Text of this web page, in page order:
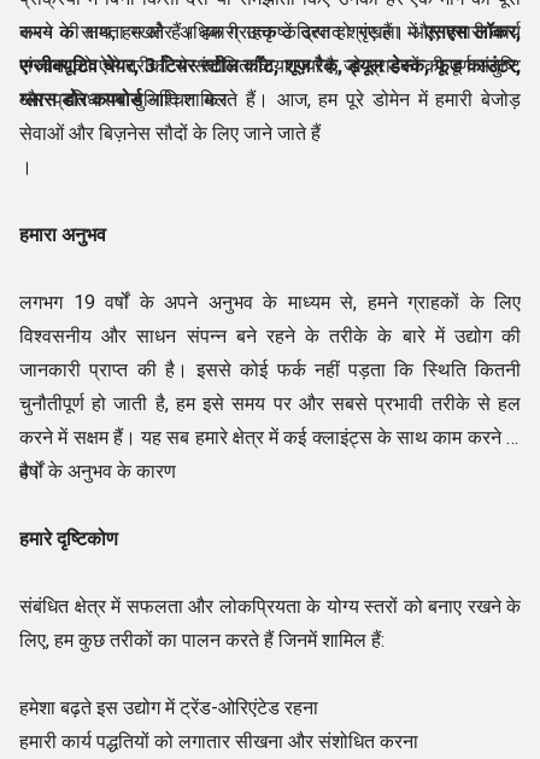
करने की क्षमता रखते हैं। हमारी उत्कृष्ट उत्पाद श्रृंखला मेंएसएस लॉकर,
एग्जीक्यूटिव चेयर, 3 टियर स्टील कॉट, शूज़ रैक, ड्यूल डेस्क, फूड काउंटर,
ग्लास डोर कपबोर्डआदि शामिल
समय के साथ, हम और अधिक ग्राहक केंद्रित हो गए हैं। और, हमारी कार्य
संरचना को ऐसे तरीकों से संशोधित किया गया है, जो ग्राहकों की पूर्ण संतुष्टि
और प्रतिधारण सुनिश्चित करते हैं। आज, हम पूरे डोमेन में हमारी बेजोड़
सेवाओं और बिज़नेस सौदों के लिए जाने जाते हैं
।
हमारा अनुभव
लगभग 19 वर्षों के अपने अनुभव के माध्यम से, हमने ग्राहकों के लिए
विश्वसनीय और साधन संपन्न बने रहने के तरीके के बारे में उद्योग की
जानकारी प्राप्त की है। इससे कोई फर्क नहीं पड़ता कि स्थिति कितनी
चुनौतीपूर्ण हो जाती है, हम इसे समय पर और सबसे प्रभावी तरीके से हल
करने में सक्षम हैं। यह सब हमारे क्षेत्र में कई क्लाइंट्स के साथ काम करने के
वर्षों के अनुभव के कारण
है।
हमारे दृष्टिकोण
संबंधित क्षेत्र में सफलता और लोकप्रियता के योग्य स्तरों को बनाए रखने के
लिए, हम कुछ तरीकों का पालन करते हैं जिनमें शामिल हैं:
हमेशा बढ़ते इस उद्योग में ट्रेंड-ओरिएंटेड रहना
हमारी कार्य पद्धतियों को लगातार सीखना और संशोधित करना